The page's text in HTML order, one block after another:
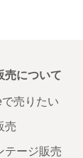
売について
売りたい
売
テージ販売